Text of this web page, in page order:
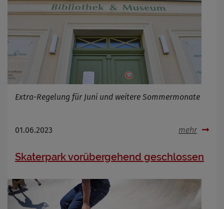
Extra-Regelung für Juni und weitere Sommermonate
01.06.2023 mehr
Skaterpark vorübergehend geschlossen